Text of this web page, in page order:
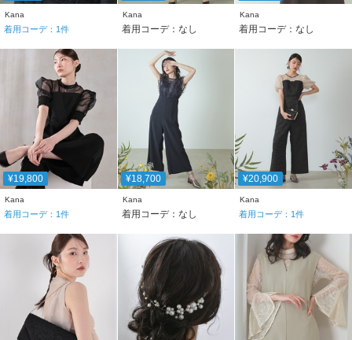
Kana
着用コーデ： 1件
Kana
着用コーデ：なし
Kana
着用コーデ：なし
¥19,800
Kana
着用コーデ： 1件
¥18,700
Kana
着用コーデ：なし
¥20,900
Kana
着用コーデ： 1件